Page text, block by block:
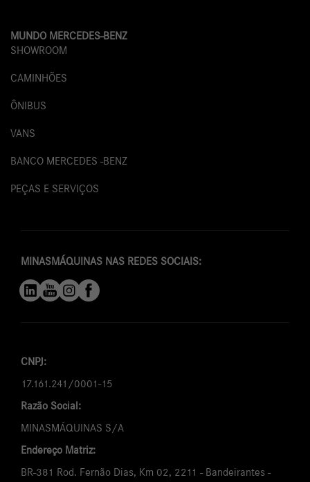
MUNDO MERCEDES-BENZ
SHOWROOM
CAMINHÕES
ÔNIBUS
VANS
BANCO MERCEDES -BENZ
PEÇAS E SERVIÇOS
MINASMÁQUINAS NAS REDES SOCIAIS:
CNPJ:
17.161.241/0001-15
Razão Social:
MINASMÁQUINAS S/A
Endereço Matriz:
BR-381 Rod. Fernão Dias, Km 02, 2211 - Bandeirantes -